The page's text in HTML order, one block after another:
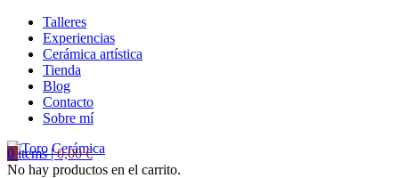
Talleres
Experiencias
Cerámica artística
Tienda
Blog
Contacto
Sobre mí
0 items |0,00€
No hay productos en el carrito.